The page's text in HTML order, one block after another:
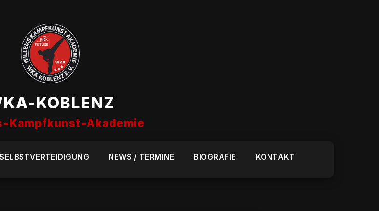
KOBLENZ
Kampfkunst-Akademie
SELBSTVERTEIDIGUNG NEWS / TERMINE BIOGRAFIE KONTAKT